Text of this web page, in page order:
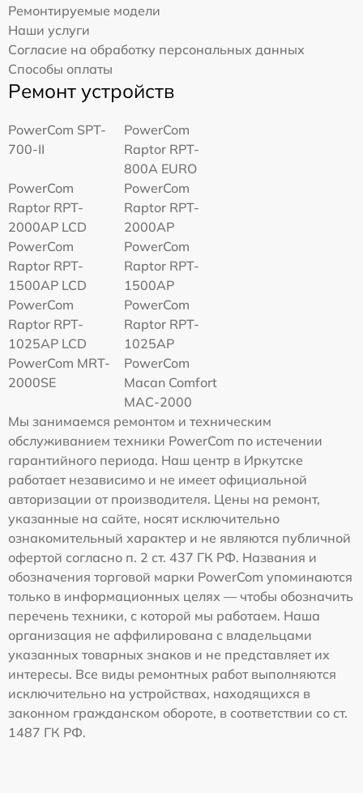
Ремонтируемые модели
Наши услуги
Согласие на обработку персональных данных
Способы оплаты
Ремонт устройств
PowerCom SPT-
700-II
PowerCom
Raptor RPT-
800A EURO
PowerCom
Raptor RPT-
2000AP LCD
PowerCom
Raptor RPT-
2000AP
PowerCom
Raptor RPT-
1500AP LCD
PowerCom
Raptor RPT-
1500AP
PowerCom
Raptor RPT-
1025AP LCD
PowerCom
Raptor RPT-
1025AP
PowerCom MRT-
2000SE
PowerCom
Macan Comfort
MAC-2000
Мы занимаемся ремонтом и техническим
обслуживанием техники PowerCom по истечении
гарантийного периода. Наш центр в Иркутске
работает независимо и не имеет официальной
авторизации от производителя. Цены на ремонт,
указанные на сайте, носят исключительно
ознакомительный характер и не являются публичной
офертой согласно п. 2 ст. 437 ГК РФ. Названия и
обозначения торговой марки PowerCom упоминаются
только в информационных целях — чтобы обозначить
перечень техники, с которой мы работаем. Наша
организация не аффилирована с владельцами
указанных товарных знаков и не представляет их
интересы. Все виды ремонтных работ выполняются
исключительно на устройствах, находящихся в
законном гражданском обороте, в соответствии со ст.
1487 ГК РФ.